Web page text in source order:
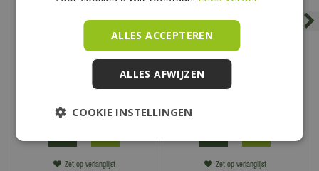
Cera3line Lux & Dutch
60x60x3cm Select Decor
Zet op verlanglijst
Cera4line Mento
60x60x4cm Imola antraciet
Zet op verlanglijst
ALLES ACCEPTEREN
ALLES AFWIJZEN
COOKIE INSTELLINGEN